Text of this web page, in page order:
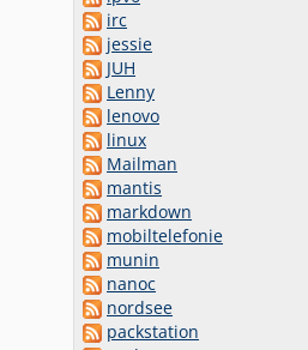
irc
jessie
JUH
Lenny
lenovo
linux
Mailman
mantis
markdown
mobiltelefonie
munin
nanoc
nordsee
packstation